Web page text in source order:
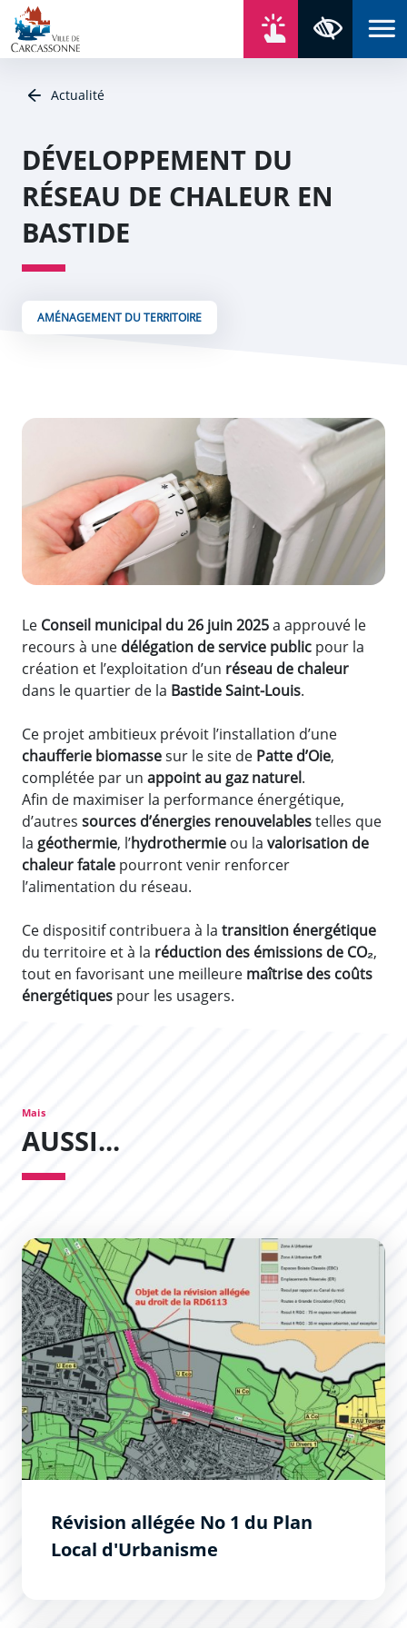
Aller au contenu
Aller au menu
Aller au plan du site
Aller à la recherche
Actualité
DÉVELOPPEMENT DU
RÉSEAU DE CHALEUR EN
BASTIDE
AMÉNAGEMENT DU TERRITOIRE
Zoom de l'image
Le Conseil municipal du 26 juin 2025a approuvé le
recours à une délégation de service public pour la
création et l’exploitation d’un réseau de chaleur
dans le quartier de la Bastide Saint-Louis.
Ce projet ambitieux prévoit l’installation d’une
chaufferie biomassesur le site de Patte d’Oie,
complétée par un appoint au gaz naturel.
Afin de maximiser la performance énergétique,
d’autres sources d’énergies renouvelablestelles que
la géothermie, l’hydrothermie ou la valorisation de
chaleur fatale pourront venir renforcer
l’alimentation du réseau.
Ce dispositif contribuera à la transition énergétique
du territoire et à la réduction des émissions de CO₂,
tout en favorisant une meilleure maîtrise des coûts
énergétiques pour les usagers.
Mais
AUSSI...
Révision allégée No 1 du Plan Local d&#039;Urbanisme
Révision allégée No 1 du Plan
Local d'Urbanisme
Panneau de gestion des cookies